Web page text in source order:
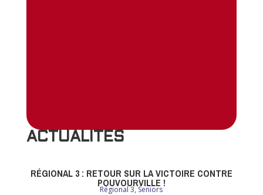
ACTUALITES
RÉGIONAL 3 : RETOUR SUR LA VICTOIRE CONTRE
POUVOURVILLE !
Régional 3,Seniors